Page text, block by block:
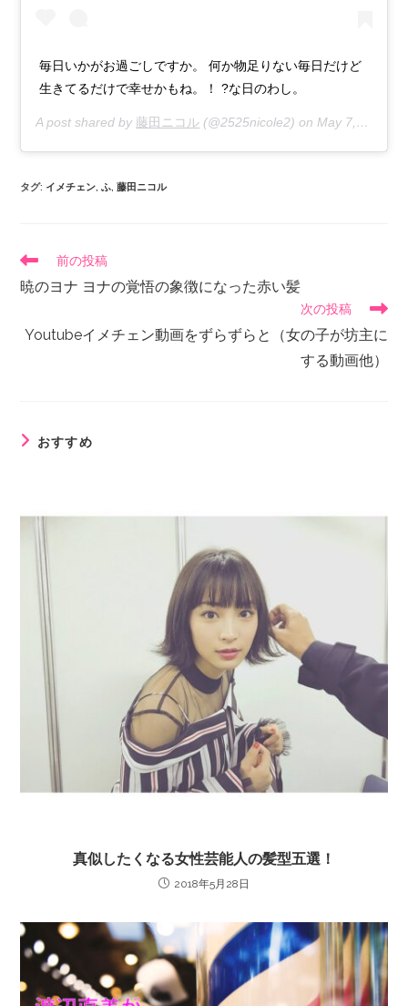
毎日いかがお過ごしですか。 何か物足りない毎日だけど
生きてるだけで幸せかもね。！ ?な日のわし。
A post shared by 藤田ニコル (@2525nicole2) onMay 7, 2020 at 9:57pm PDT
タグ: イメチェン, ふ, 藤田ニコル
前の投稿
暁のヨナ ヨナの覚悟の象徴になった赤い髪
次の投稿
Youtubeイメチェン動画をずらずらと（女の子が坊主に
する動画他）
おすすめ
真似したくなる女性芸能人の髪型五選！
2018年5月28日